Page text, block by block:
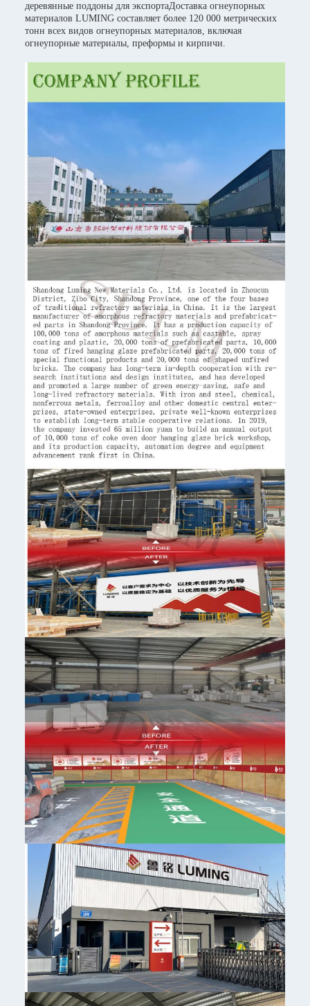
деревянные поддоны для экспортаДоставка огнеупорных
материалов LUMING составляет более 120 000 метрических
тонн всех видов огнеупорных материалов, включая
огнеупорные материалы, преформы и кирпичи.